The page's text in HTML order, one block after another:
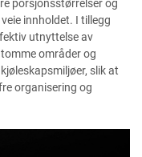
porsjonsstørrelser og
innholdet. I tillegg
utnyttelse av
områder og
slik at
organisering og